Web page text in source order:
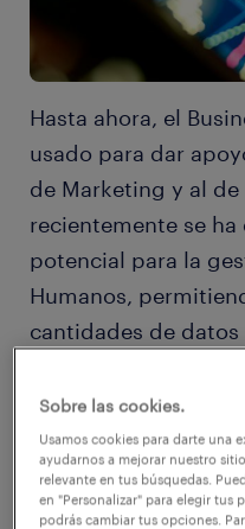
Hasta ahora, el
usado para dar
de Marketing y al
recientemente se
potencial para la
Humanos,
cantidades de
información
beneficios para el
Si bien es cierto
Sobre las cookies.
Usamos cookies para darte una
ayudarnos a mejorar nuestro
relevante en tus búsquedas.
en "Personalizar" para elegir tus
podrás cambiar tus opciones.